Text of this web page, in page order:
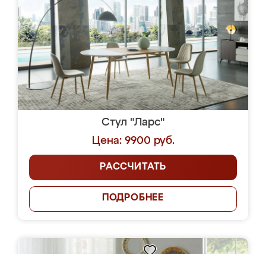
Стул "Ларс"
Цена: 9900 руб.
РАССЧИТАТЬ
ПОДРОБНЕЕ